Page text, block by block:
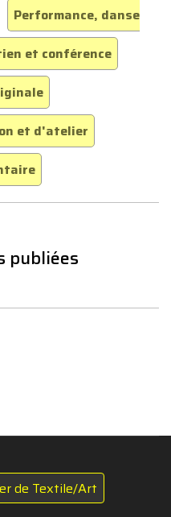
Performance, danse
et conférence
et d'atelier
publiées
de Textile/Art